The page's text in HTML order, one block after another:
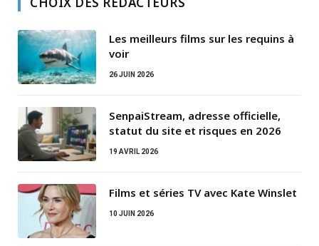
Les meilleurs films sur les requins à
voir
26 JUIN 2026
SenpaiStream, adresse officielle,
statut du site et risques en 2026
19 AVRIL 2026
Films et séries TV avec Kate Winslet
10 JUIN 2026